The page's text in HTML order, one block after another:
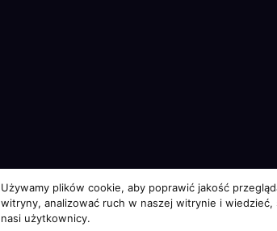
Używamy plików cookie, aby poprawić jakość
witryny, analizować ruch w naszej witrynie i wiedzieć,
nasi użytkownicy.